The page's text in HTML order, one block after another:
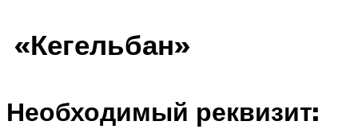
«Кегельбан»
Необходимый реквизит: